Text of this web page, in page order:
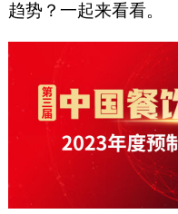
趋势？一起来看看。